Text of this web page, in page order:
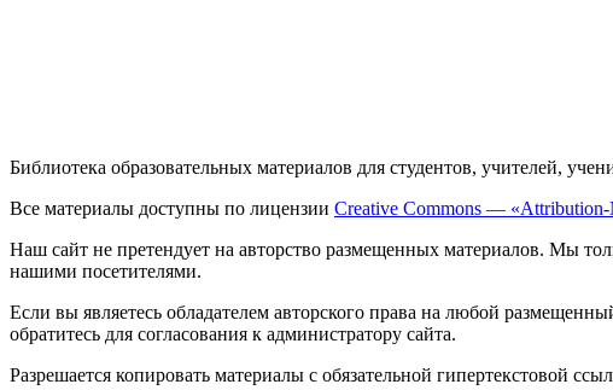
Библиотека образовательных материалов для студентов, учителей,
Все материалы доступны по лицензии Creative Commons — «Attribution-
Наш сайт не претендует на авторство размещенных материалов. Мы
нашими посетителями.
Если вы являетесь обладателем авторского права на любой
обратитесь для согласования к администратору сайта.
Разрешается копировать материалы с обязательной гипертекстовой